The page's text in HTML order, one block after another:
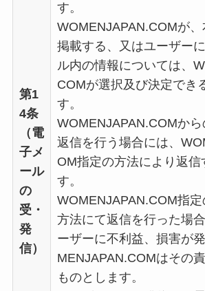
第1
4条
（電
子メ
ール
の
受・
発
信）
す。
WOMENJAPAN.COMが
掲載する、又はユーザー
ル内の情報については、
COMが選択及び決定でき
す。
WOMENJAPAN.COMか
返信を行う場合には、
OM指定の方法により返信
す。
WOMENJAPAN.COM指
方法にて返信を行った場
ーザーに不利益、損害が
MENJAPAN.COMはその
ものとします。